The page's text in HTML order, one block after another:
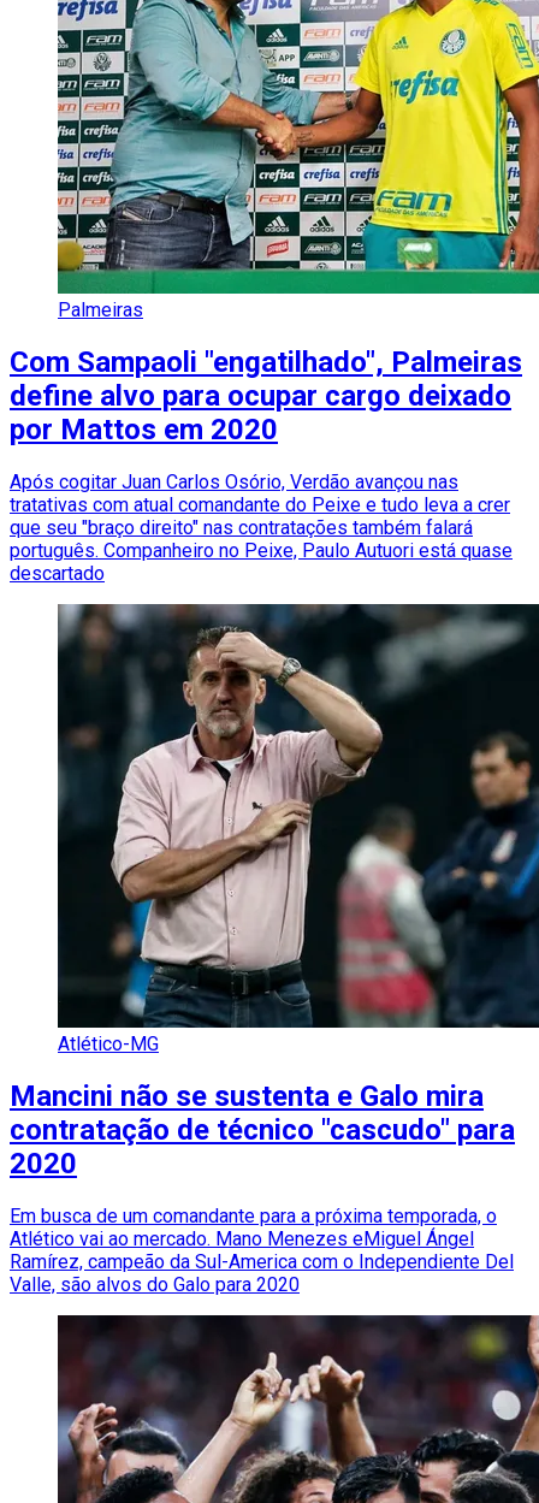
Palmeiras
Com Sampaoli "engatilhado", Palmeiras
define alvo para ocupar cargo deixado
por Mattos em 2020
Após cogitar Juan Carlos Osório, Verdão avançou nas
tratativas com atual comandante do Peixe e tudo leva a crer
que seu "braço direito" nas contratações também falará
português. Companheiro no Peixe, Paulo Autuori está quase
descartado
Atlético-MG
Mancini não se sustenta e Galo mira
contratação de técnico "cascudo" para
2020
Em busca de um comandante para a próxima temporada, o
Atlético vai ao mercado. Mano Menezes eMiguel Ángel
Ramírez, campeão da Sul-America com o Independiente Del
Valle, são alvos do Galo para 2020